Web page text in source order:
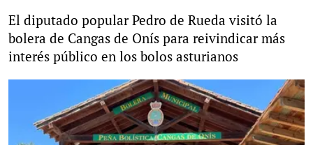
El diputado popular Pedro de Rueda visitó la
bolera de Cangas de Onís para reivindicar más
interés público en los bolos asturianos